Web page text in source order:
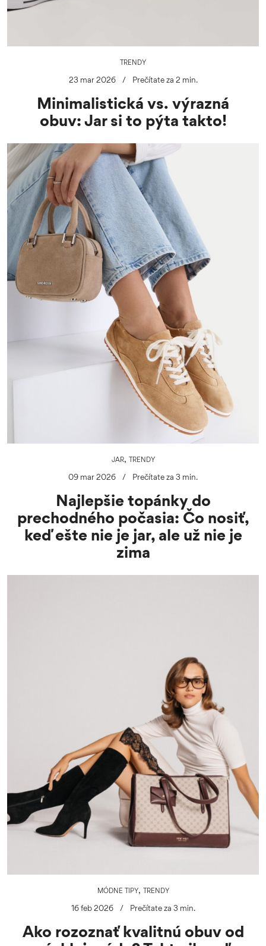
TRENDY
23 mar 2026 / Prečítate za 2 min.
Minimalistická vs. výrazná
obuv: Jar si to pýta takto!
JAR, TRENDY
09 mar 2026 / Prečítate za 3 min.
Najlepšie topánky do
prechodného počasia: Čo nosiť,
keď ešte nie je jar, ale už nie je
zima
MÓDNE TIPY, TRENDY
16 feb 2026 / Prečítate za 3 min.
Ako rozoznať kvalitnú obuv od